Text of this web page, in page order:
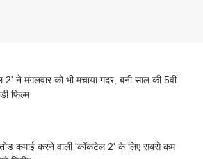
ने मंगलवार को भी मचाया गदर, बनी साल की 5वीं
फिल्म
तोड़ कमाई करने वाली 'कॉकटेल 2' के लिए सबसे कम